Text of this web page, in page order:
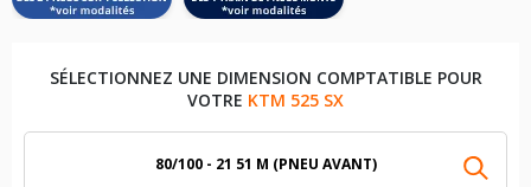
SÉLECTIONNEZ UNE DIMENSION COMPTATIBLE POUR
VOTRE KTM 525 SX
80/100 - 21 51 M (PNEU AVANT)